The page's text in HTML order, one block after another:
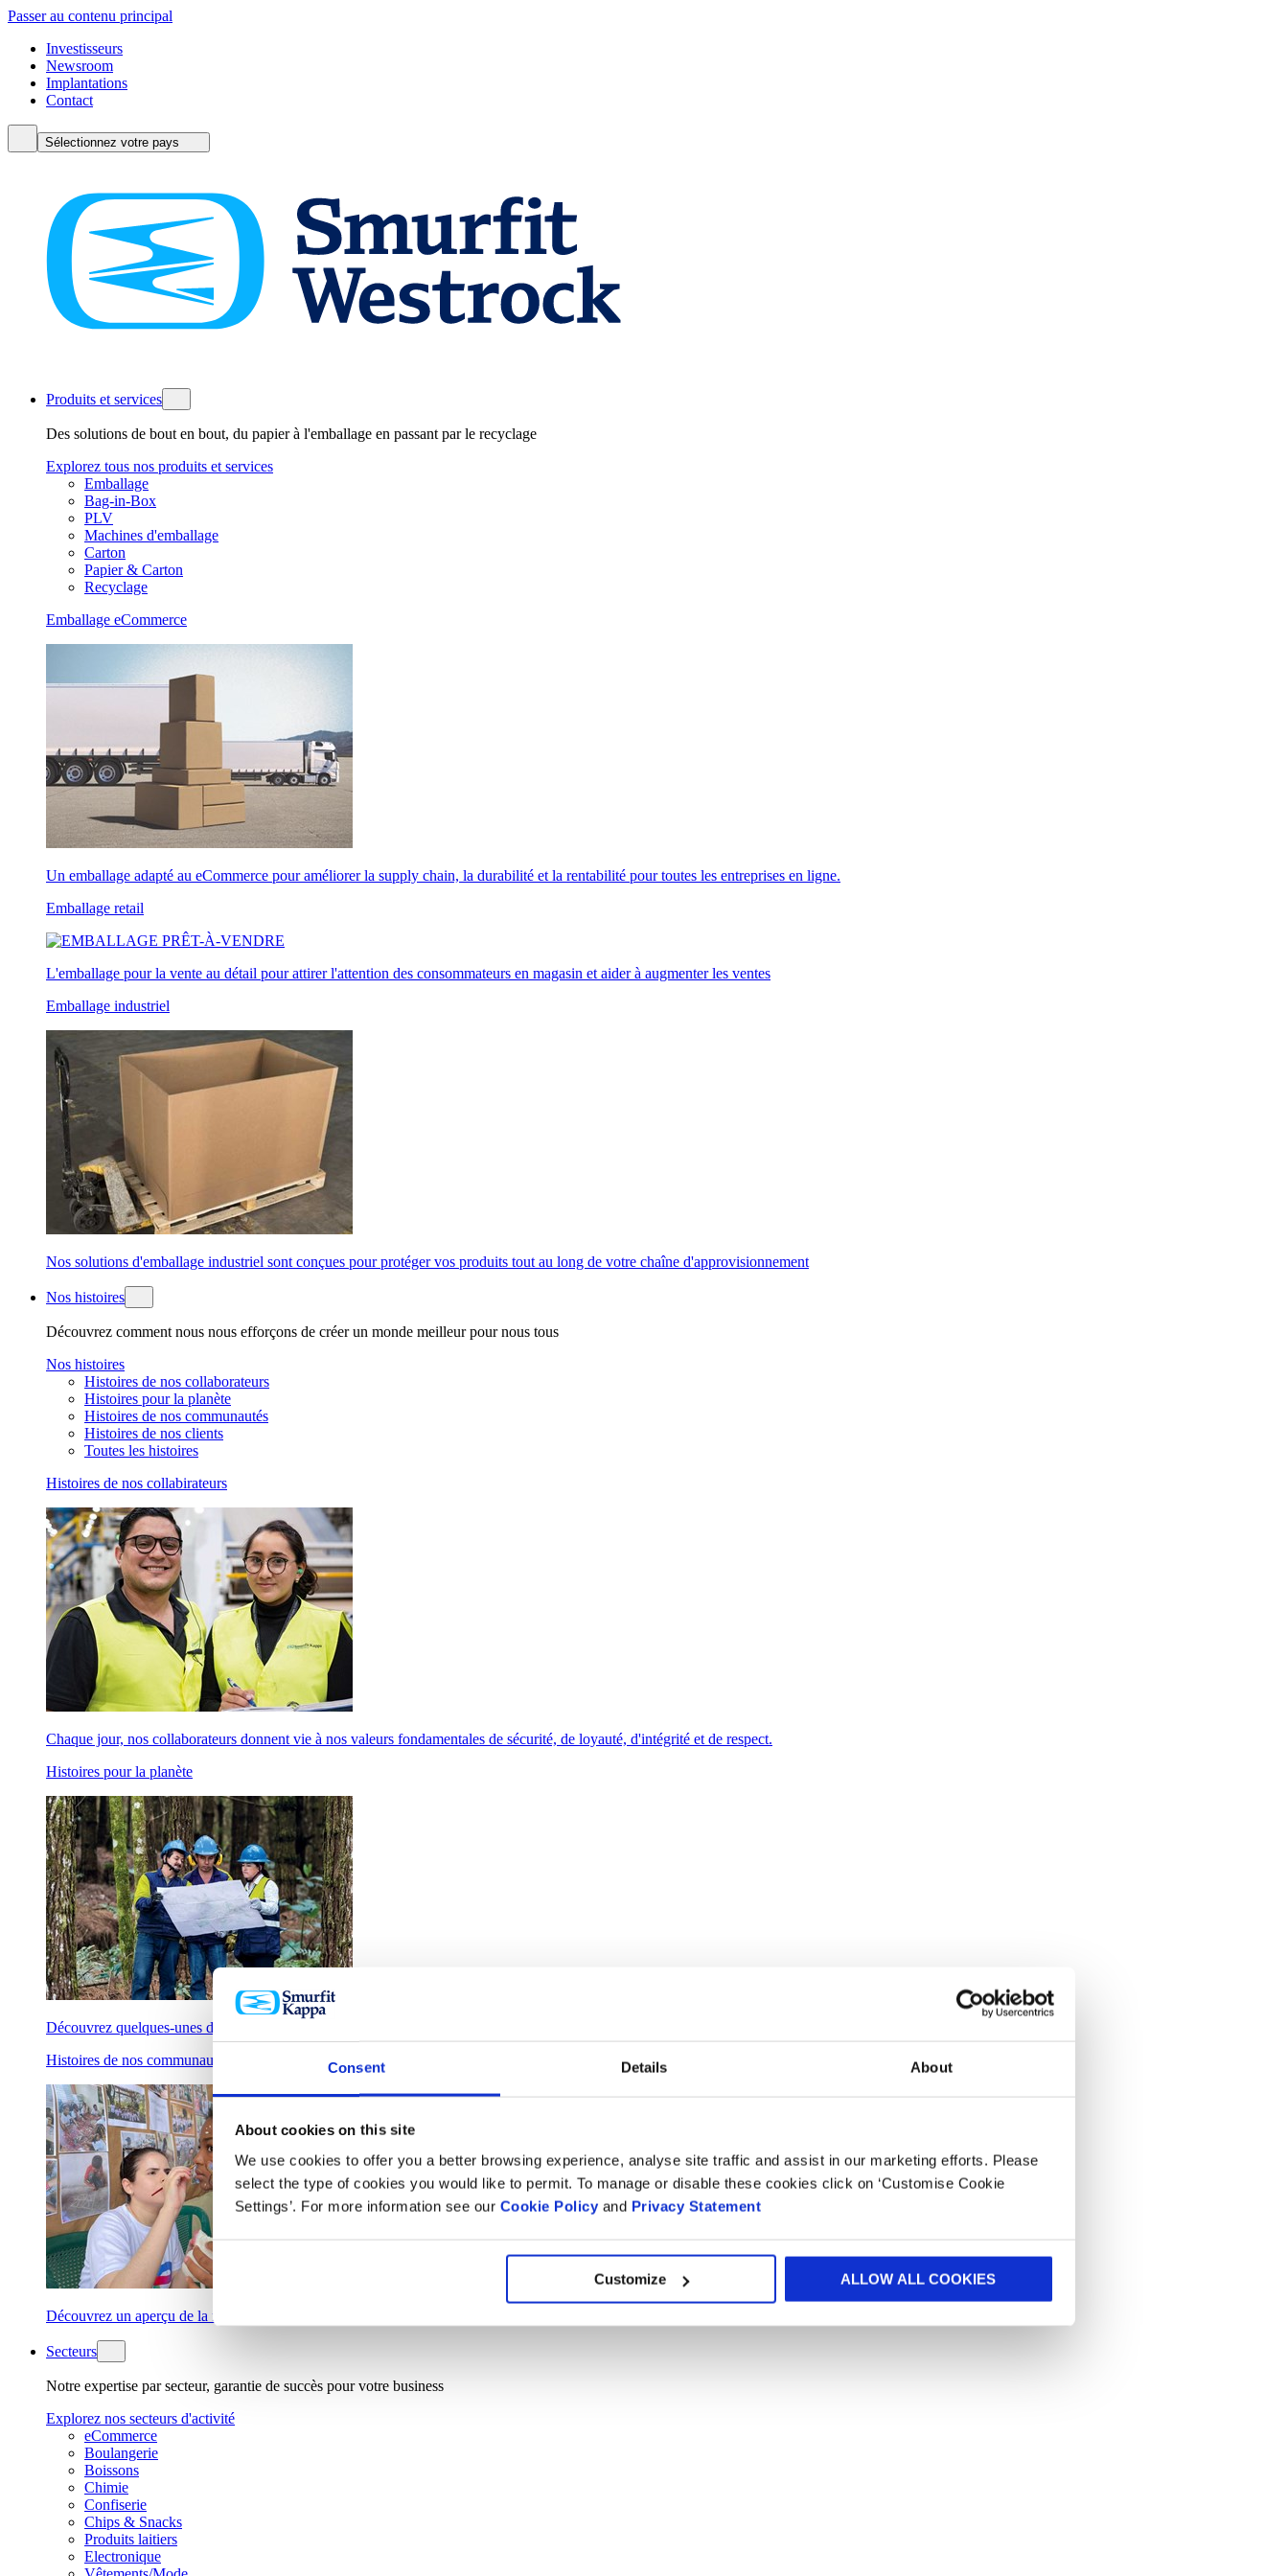
Consent Details About
About cookies on this site
We use cookies to offer you a better browsing experience, analyse site traffic and assist in our marketing efforts. Please
select the type of cookies you would like to permit. To manage or disable these cookies click on ‘Customise Cookie
Settings’. For more information see our Cookie Policy and Privacy Statement
Customize ALLOW ALL COOKIES
Passer au contenu principal
Investisseurs
Newsroom
Implantations
Contact
Sélectionnez votre pays
Produits et services
Des solutions de bout en bout, du papier à l'emballage en passant par le recyclage
Explorez tous nos produits et services
Emballage
Bag-in-Box
PLV
Machines d'emballage
Carton
Papier & Carton
Recyclage
Emballage eCommerce
Un emballage adapté au eCommerce pour améliorer la supply chain, la durabilité et la rentabilité pour toutes les entreprises en ligne.
Emballage retail
L'emballage pour la vente au détail pour attirer l'attention des consommateurs en magasin et aider à augmenter les ventes
Emballage industriel
Nos solutions d'emballage industriel sont conçues pour protéger vos produits tout au long de votre chaîne d'approvisionnement
Nos histoires
Découvrez comment nous nous efforçons de créer un monde meilleur pour nous tous
Nos histoires
Histoires de nos collaborateurs
Histoires pour la planète
Histoires de nos communautés
Histoires de nos clients
Toutes les histoires
Histoires de nos collabirateurs
Chaque jour, nos collaborateurs donnent vie à nos valeurs fondamentales de sécurité, de loyauté, d'intégrité et de respect.
Histoires pour la planète
Découvrez quelques-unes des façons dont nous soutenons une planète plus verte et plus bleue.
Histoires de nos communautés
Découvrez un aperçu de la façon dont nous construisons un avenir durable dans nos communautés.
Secteurs
Notre expertise par secteur, garantie de succès pour votre business
Explorez nos secteurs d'activité
eCommerce
Boulangerie
Boissons
Chimie
Confiserie
Chips & Snacks
Produits laitiers
Electronique